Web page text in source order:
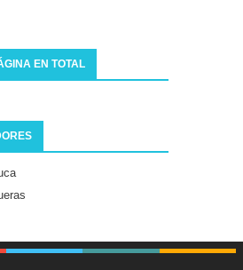
EN TOTAL